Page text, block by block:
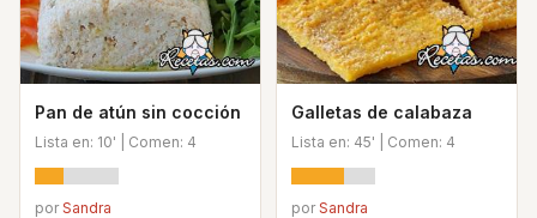
Pan de atún sin cocción
Lista en: 10' | Comen: 4
porSandra
Galletas de calabaza
Lista en: 45' | Comen: 4
porSandra